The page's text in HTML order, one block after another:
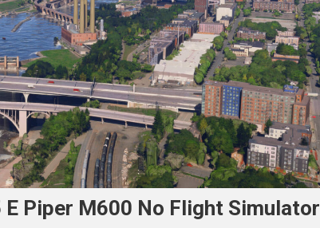
Piper M600 No Flight Simulator